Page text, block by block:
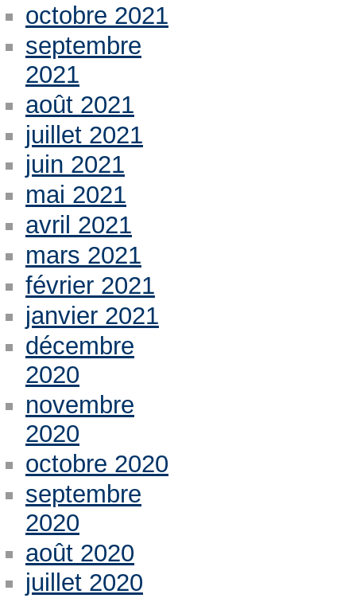
octobre 2021
septembre
2021
août 2021
juillet 2021
juin 2021
mai 2021
avril 2021
mars 2021
février 2021
janvier 2021
décembre
2020
novembre
2020
octobre 2020
septembre
2020
août 2020
juillet 2020